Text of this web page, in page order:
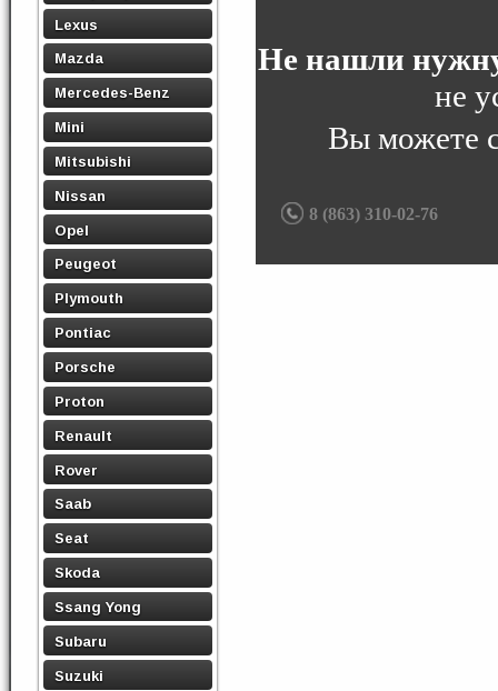
Lexus
Mazda
Mercedes-Benz
Mini
Mitsubishi
Nissan
Opel
Peugeot
Plymouth
Pontiac
Porsche
Proton
Renault
Rover
Saab
Seat
Skoda
Ssang Yong
Subaru
Suzuki
Не нашли
не
Вы можете
8 (863) 310-02-76